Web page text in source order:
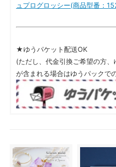
ュプログロッシー(商品型番：
★ゆうパケット配送OK
(ただし、代金引換ご希望の方
が含まれる場合はゆうパックで